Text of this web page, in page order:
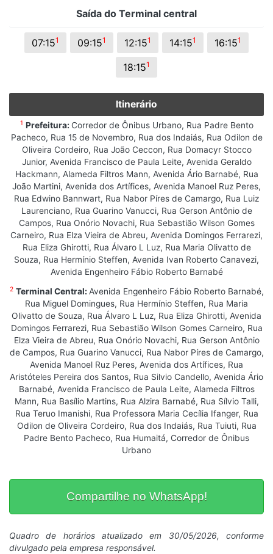
Saída do Terminal central
07:151 09:151 12:151 14:151 16:151
18:151
Itinerário
1 Prefeitura: Corredor de Ônibus Urbano, Rua Padre Bento
Pacheco, Rua 15 de Novembro, Rua dos Indaiás, Rua Odilon de
Oliveira Cordeiro, Rua João Ceccon, Rua Domacyr Stocco
Junior, Avenida Francisco de Paula Leite, Avenida Geraldo
Hackmann, Alameda Filtros Mann, Avenida Ário Barnabé, Rua
João Martini, Avenida dos Artífices, Avenida Manoel Ruz Peres,
Rua Edwino Bannwart, Rua Nabor Píres de Camargo, Rua Luiz
Laurenciano, Rua Guarino Vanucci, Rua Gerson Antônio de
Campos, Rua Onório Novachi, Rua Sebastião Wilson Gomes
Carneiro, Rua Elza Vieira de Abreu, Avenida Domingos Ferrarezi,
Rua Eliza Ghirotti, Rua Álvaro L Luz, Rua Maria Olivatto de
Souza, Rua Hermínio Steffen, Avenida Ivan Roberto Canavezi,
Avenida Engenheiro Fábio Roberto Barnabé
2 Terminal Central: Avenida Engenheiro Fábio Roberto Barnabé,
Rua Miguel Domingues, Rua Hermínio Steffen, Rua Maria
Olivatto de Souza, Rua Álvaro L Luz, Rua Eliza Ghirotti, Avenida
Domingos Ferrarezi, Rua Sebastião Wilson Gomes Carneiro, Rua
Elza Vieira de Abreu, Rua Onório Novachi, Rua Gerson Antônio
de Campos, Rua Guarino Vanucci, Rua Nabor Píres de Camargo,
Avenida Manoel Ruz Peres, Avenida dos Artífices, Rua
Aristóteles Pereira dos Santos, Rua Silvio Candello, Avenida Ário
Barnabé, Avenida Francisco de Paula Leite, Alameda Filtros
Mann, Rua Basílio Martins, Rua Alzira Barnabé, Rua Sílvio Talli,
Rua Teruo Imanishi, Rua Professora Maria Cecília Ifanger, Rua
Odilon de Oliveira Cordeiro, Rua dos Indaiás, Rua Tuiuti, Rua
Padre Bento Pacheco, Rua Humaitá, Corredor de Ônibus
Urbano
Compartilhe no WhatsApp!
Quadro de horários atualizado em 30/05/2026, conforme
divulgado pela empresa responsável.